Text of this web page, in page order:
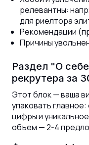
релевантны:
для риелтора
Рекомендации
Причины
Раздел "О
рекрутера за
Этот блок — ваша
упаковать
цифры и
объем — 2-4